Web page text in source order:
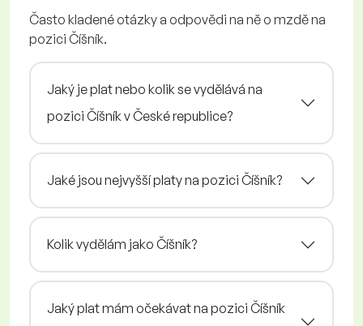
Často kladené otázky a odpovědi na ně o mzdě na
pozici Číšník.
Jaký je plat nebo kolik se vydělává na
pozici Číšník v České republice?
Jaké jsou nejvyšší platy na pozici Číšník?
Kolik vydělám jako Číšník?
Jaký plat mám očekávat na pozici Číšník